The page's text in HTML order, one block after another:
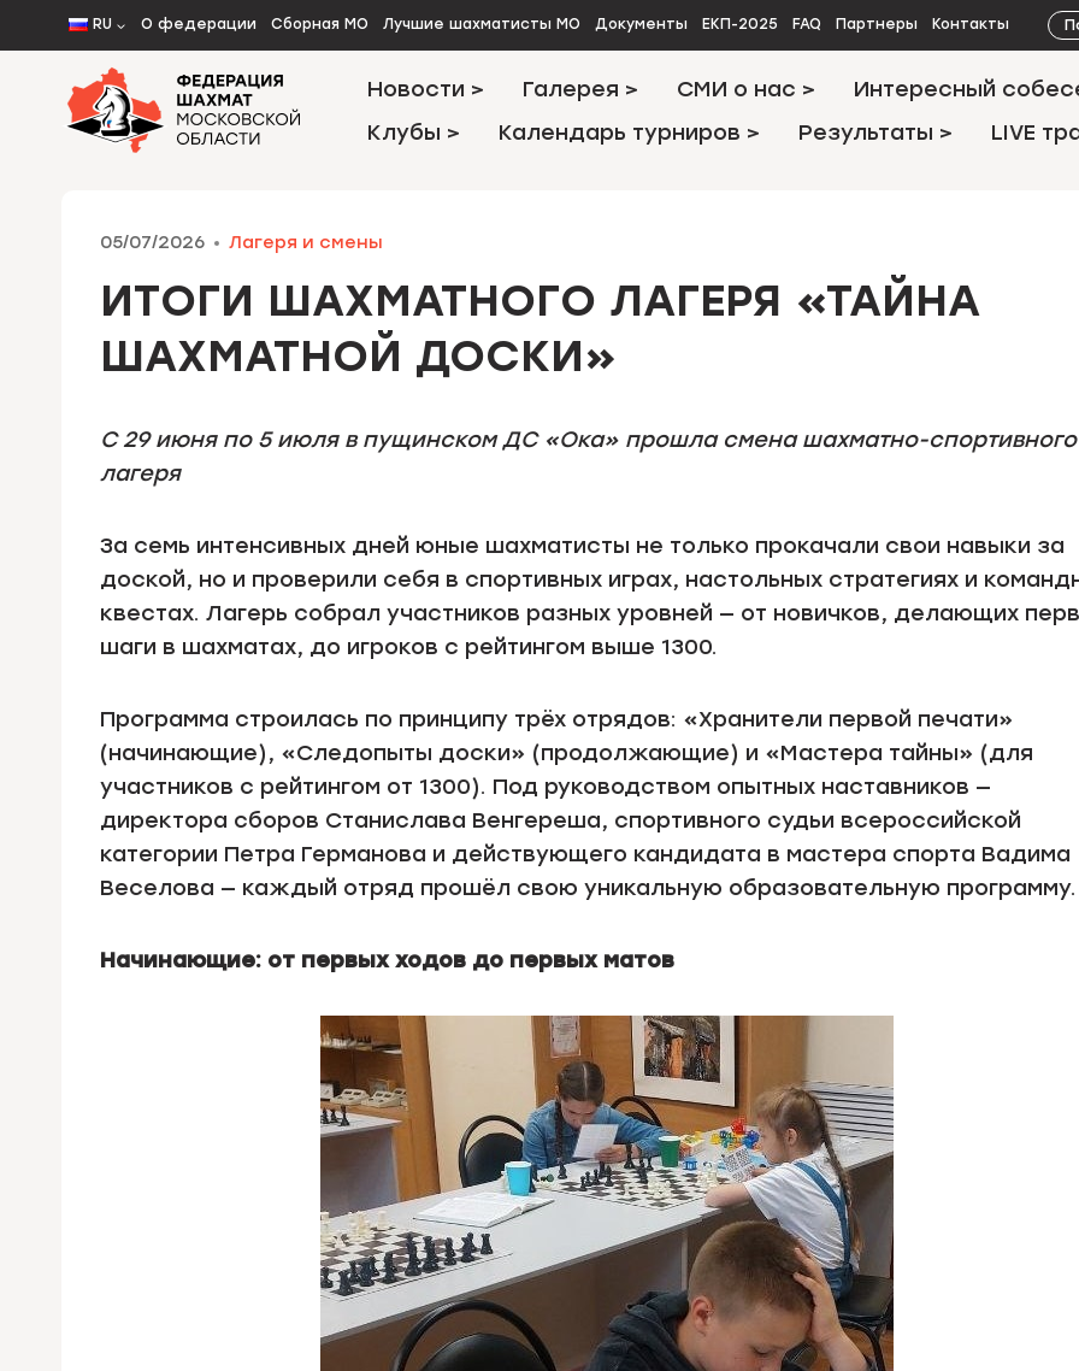
Перейти
к
содержимому
RU О федерации Сборная МО Лучшие шахматисты МО Документы ЕКП-2025 FAQ Партнеры Контакты
Новости > Галерея > СМИ о нас >
Интересный
Клубы >
Календарь турниров > Результаты > LIVE
05/07/2026 Лагеря и смены
ИТОГИ ШАХМАТНОГО ЛАГЕРЯ «ТАЙНА
ШАХМАТНОЙ ДОСКИ»
С 29 июня по 5 июля в пущинском ДС «Ока» прошла смена шахматно-спортивного
лагеря
За семь интенсивных дней юные шахматисты не только прокачали свои навыки за
доской, но и проверили себя в спортивных играх, настольных стратегиях и
квестах. Лагерь собрал участников разных уровней — от новичков, делающих
шаги в шахматах, до игроков с рейтингом выше 1300.
Программа строилась по принципу трёх отрядов: «Хранители первой печати»
(начинающие), «Следопыты доски» (продолжающие) и «Мастера тайны» (для
участников с рейтингом от 1300). Под руководством опытных наставников —
директора сборов Станислава Венгереша, спортивного судьи всероссийской
категории Петра Германова и действующего кандидата в мастера спорта Вадима
Веселова — каждый отряд прошёл свою уникальную образовательную программу.
Начинающие: от первых ходов до первых матов